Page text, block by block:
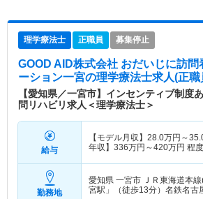
理学療法士 正職員 募集停止
GOOD AID株式会社 おだいじに訪
ーション一宮の理学療法士求人(正職
【愛知県／一宮市】インセンティブ制度
問リハビリ求人＜理学療法士＞
給与
【モデル月収】 28.0万円～
年収】 336万円～420万円 程
勤務地
愛知県 一宮市 ＪＲ東海道本
宮駅」（徒歩13分）名鉄名古